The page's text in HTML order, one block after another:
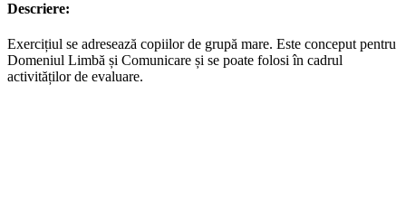
Descriere:
Exercițiul se adresează copiilor de grupă mare. Este conceput pentru
Domeniul Limbă și Comunicare și se poate folosi în cadrul
activităților de evaluare.